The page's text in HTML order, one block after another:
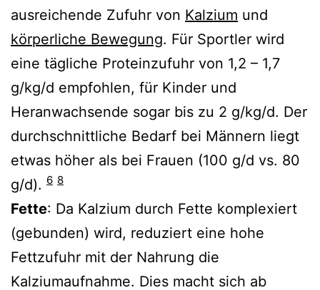
ausreichende Zufuhr von Kalzium und
körperliche Bewegung. Für Sportler wird
eine tägliche Proteinzufuhr von 1,2 – 1,7
g/kg/d empfohlen, für Kinder und
Heranwachsende sogar bis zu 2 g/kg/d. Der
durchschnittliche Bedarf bei Männern liegt
etwas höher als bei Frauen (100 g/d vs. 80
g/d). 6 8
Fette: Da Kalzium durch Fette komplexiert
(gebunden) wird, reduziert eine hohe
Fettzufuhr mit der Nahrung die
Kalziumaufnahme. Dies macht sich ab